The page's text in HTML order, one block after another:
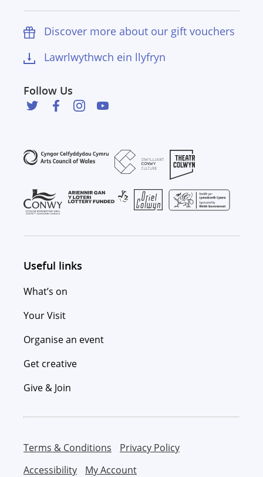
Discover more about our gift vouchers
Lawrlwythwch ein llyfryn
Follow Us
Useful links
What’s on
Your Visit
Organise an event
Get creative
Give & Join
Terms & Conditions
Privacy Policy
Accessibility
My Account